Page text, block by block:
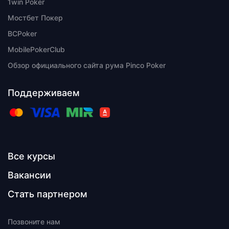
1win Poker
Мостбет Покер
BCPoker
MobilePokerClub
Обзор официального сайта рума Pinco Poker
Все курсы
Вакансии
Стать партнером